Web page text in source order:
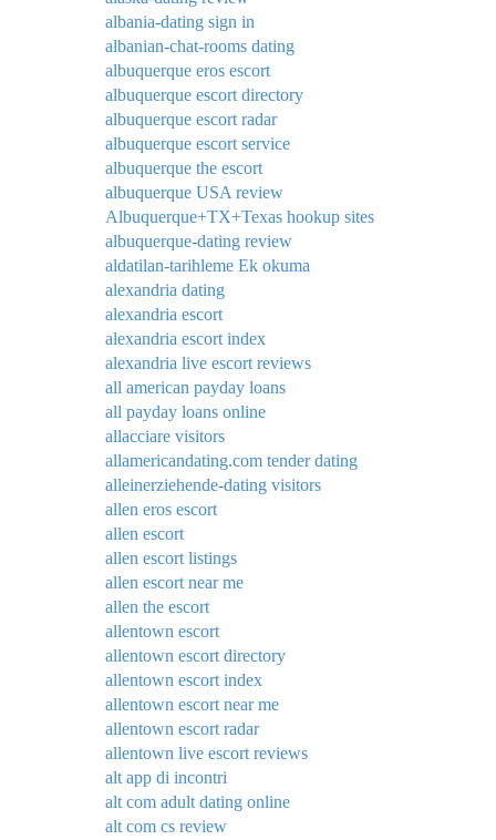
albania-dating sign in
albanian-chat-rooms dating
albuquerque eros escort
albuquerque escort directory
albuquerque escort radar
albuquerque escort service
albuquerque the escort
albuquerque USA review
Albuquerque+TX+Texas hookup sites
albuquerque-dating review
aldatilan-tarihleme Ek okuma
alexandria dating
alexandria escort
alexandria escort index
alexandria live escort reviews
all american payday loans
all payday loans online
allacciare visitors
allamericandating.com tender dating
alleinerziehende-dating visitors
allen eros escort
allen escort
allen escort listings
allen escort near me
allen the escort
allentown escort
allentown escort directory
allentown escort index
allentown escort near me
allentown escort radar
allentown live escort reviews
alt app di incontri
alt com adult dating online
alt com cs review